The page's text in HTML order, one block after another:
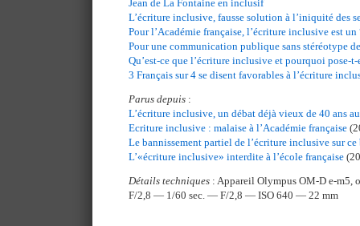
Jean de La Fontaine en inclusif
L’écriture inclusive, fausse solution à l’iniquité des
Pour l’Académie française, l’écriture inclusive est
Pour une communication publique sans stéréotype
Qu’est-ce que l’écriture inclusive et pourquoi pose-
3 Français sur 4 se disent favorables à l’écriture
Parus depuis :
L’écriture inclusive, un débat déjà vieux de 40 ans
Ecriture inclusive : malaise à l’Académie française
Le bannissement partiel de l’écriture inclusive sur
L’«écriture inclusive» interdite à l’école française
Détails techniques : Appareil Olympus OM-D e-
F/2,8 — 1/60 sec. — F/2,8 — ISO 640 — 22 mm